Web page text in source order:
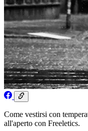
Come vestirsi con
all'aperto con Freeletics.